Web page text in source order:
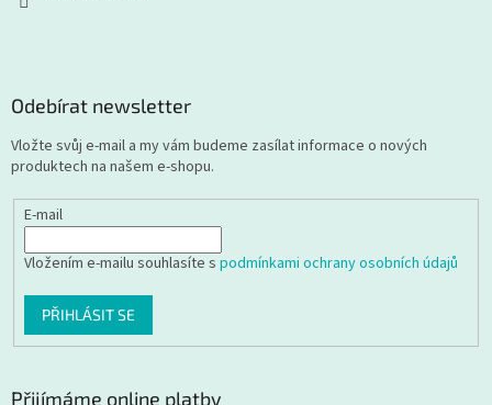
Odebírat newsletter
Vložte svůj e-mail a my vám budeme zasílat informace o nových
produktech na našem e-shopu.
E-mail
Vložením e-mailu souhlasíte s podmínkami ochrany osobních údajů
PŘIHLÁSIT SE
Přijímáme online platby